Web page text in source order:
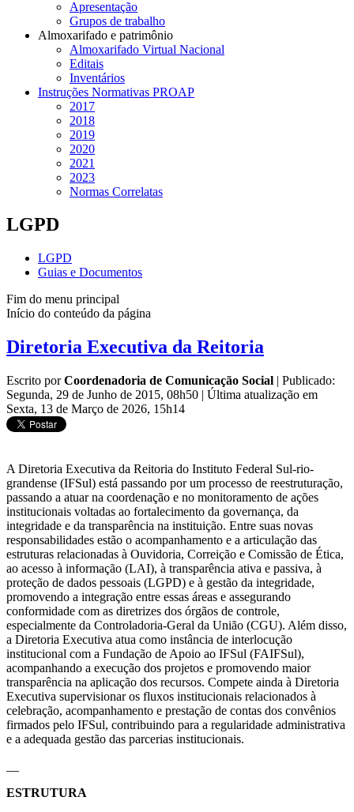
Apresentação
Grupos de trabalho
Almoxarifado e patrimônio
Almoxarifado Virtual Nacional
Editais
Inventários
Instruções Normativas PROAP
2017
2018
2019
2020
2021
2023
Normas Correlatas
LGPD
LGPD
Guias e Documentos
Fim do menu principal
Início do conteúdo da página
Diretoria Executiva da Reitoria
Escrito porCoordenadoria de Comunicação Social | Publicado:
Segunda, 29 de Junho de 2015, 08h50 | Última atualização em
Sexta, 13 de Março de 2026, 15h14
A Diretoria Executiva da Reitoria do Instituto Federal Sul-rio-
grandense (IFSul) está passando por um processo de reestruturação,
passando a atuar na coordenação e no monitoramento de ações
institucionais voltadas ao fortalecimento da governança, da
integridade e da transparência na instituição. Entre suas novas
responsabilidades estão o acompanhamento e a articulação das
estruturas relacionadas à Ouvidoria, Correição e Comissão de Ética,
ao acesso à informação (LAI), à transparência ativa e passiva, à
proteção de dados pessoais (LGPD) e à gestão da integridade,
promovendo a integração entre essas áreas e assegurando
conformidade com as diretrizes dos órgãos de controle,
especialmente da Controladoria-Geral da União (CGU). Além disso,
a Diretoria Executiva atua como instância de interlocução
institucional com a Fundação de Apoio ao IFSul (FAIFSul),
acompanhando a execução dos projetos e promovendo maior
transparência na aplicação dos recursos. Compete ainda à Diretoria
Executiva supervisionar os fluxos institucionais relacionados à
celebração, acompanhamento e prestação de contas dos convênios
firmados pelo IFSul, contribuindo para a regularidade administrativa
e a adequada gestão das parcerias institucionais.
ESTRUTURA